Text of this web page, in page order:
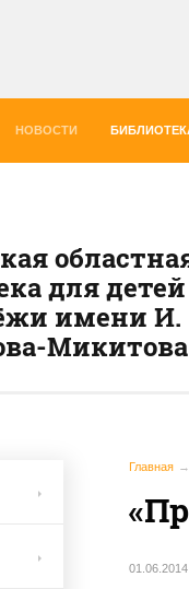
НОВОСТИ
для детей
имени И.
Микитова
Главная
01.06.2014